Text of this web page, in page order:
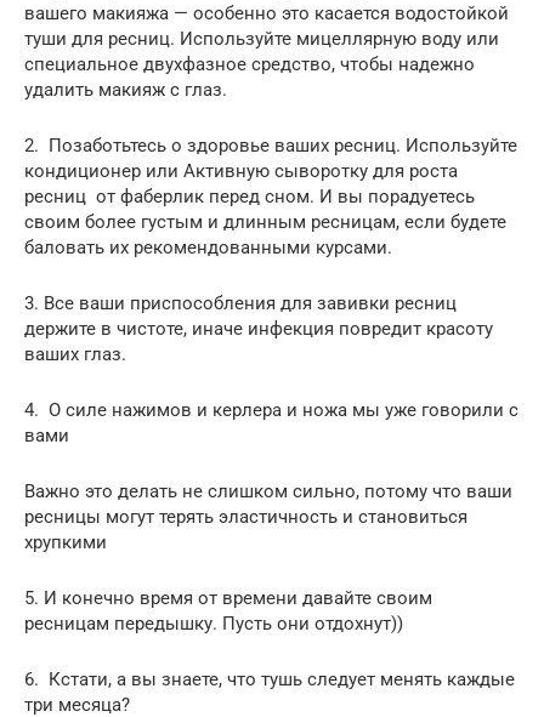
вашего макияжа — особенно это касается водостойкой
туши для ресниц. Используйте мицеллярную воду или
специальное двухфазное средство, чтобы надежно
удалить макияж с глаз.
2. Позаботьтесь о здоровье ваших ресниц. Используйте
кондиционер или Активную сыворотку для роста
ресниц от фаберлик перед сном. И вы порадуетесь
своим более густым и длинным ресницам, если будете
баловать их рекомендованными курсами.
3. Все ваши приспособления для завивки ресниц
держите в чистоте, иначе инфекция повредит красоту
ваших глаз.
4. О силе нажимов и керлера и ножа мы уже говорили с
вами
Важно это делать не слишком сильно, потому что ваши
ресницы могут терять эластичность и становиться
хрупкими
5. И конечно время от времени давайте своим
ресницам передышку. Пусть они отдохнут))
6. Кстати, а вы знаете, что тушь следует менять каждые
три месяца?